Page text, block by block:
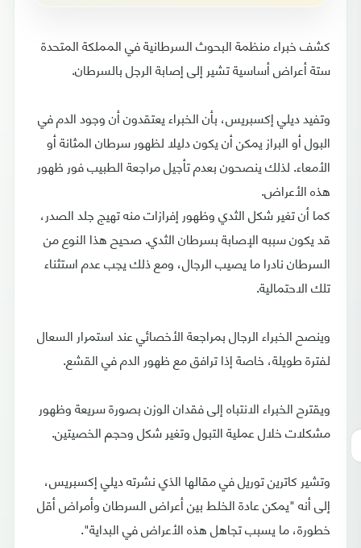
كشف خبراء منظمة البحوث السرطانية في المملكة المتحدة
ستة أعراض أساسية تشير إلى إصابة الرجل بالسرطان.
وتفيد ديلي إكسبريس، بأن الخبراء يعتقدون أن وجود الدم في
البول أو البراز يمكن أن يكون دليلا لظهور سرطان المثانة أو
الأمعاء. لذلك ينصحون بعدم تأجيل مراجعة الطبيب فور ظهور
هذه الأعراض.
كما أن تغير شكل الثدي وظهور إفرازات منه تهيج جلد الصدر،
قد يكون سببه الإصابة بسرطان الثدي. صحيح هذا النوع من
السرطان نادرا ما يصيب الرجال، ومع ذلك يجب عدم استثناء
تلك الاحتمالية.
وينصح الخبراء الرجال بمراجعة الأخصائي عند استمرار السعال
لفترة طويلة، خاصة إذا ترافق مع ظهور الدم في القشع.
ويقترح الخبراء الانتباه إلى فقدان الوزن بصورة سريعة وظهور
مشكلات خلال عملية التبول وتغير شكل وحجم الخصيتين.
وتشير كاترين توريل في مقالها الذي نشرته ديلي إكسبريس،
إلى أنه "يمكن عادة الخلط بين أعراض السرطان وأمراض أقل
خطورة، ما يسبب تجاهل هذه الأعراض في البداية".